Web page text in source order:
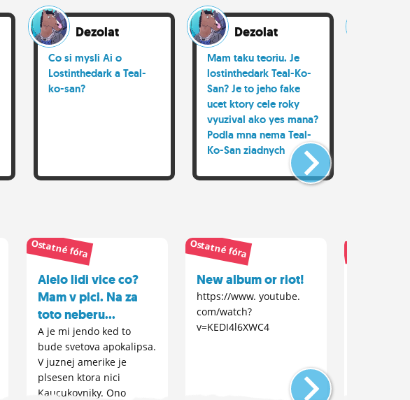
Dezolat
Co si mysli Ai o
Lostinthedark a Teal-
ko-san?
Dezolat
Mam taku teoriu. Je
lostinthedark Teal-Ko-
San? Je to jeho fake
ucet ktory cele roky
vyuzival ako yes mana?
Podla mna nema Teal-
Ko-San ziadnych
svojich vytvoril a pise
Ostatné fóra
Alelo lidi vice co?
Mam v pici. Na za
toto neberu...
A je mi jendo ked to
bude svetova apokalipsa.
V juznej amerike je
plsesen ktora nici
Kaucukovniky. Ono
Ostatné fóra
New album or riot!
https://www. youtube.
com/watch?
v=KEDI4l6XWC4
Ostatné fóra